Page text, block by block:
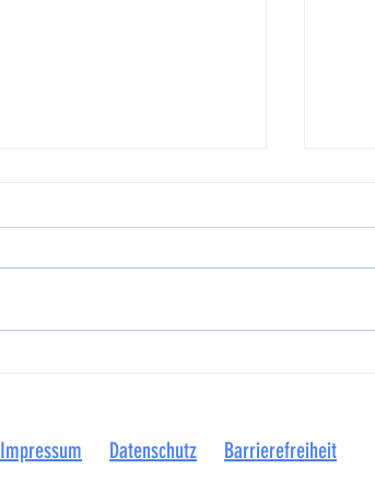
Impressum Datenschutz Barrierefreiheit